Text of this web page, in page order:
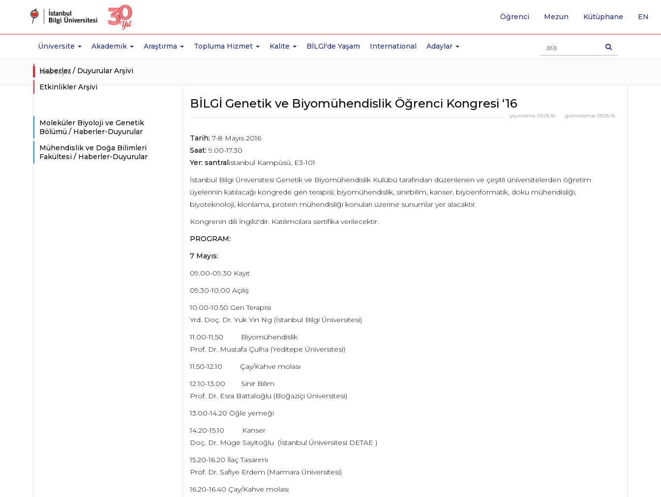
Üniversite Akademik Araştırma Topluma Hizmet Kalite BİLGİ'de Yaşam International Adaylar
Öğrenci Mezun Kütüphane EN
Ana Sayfa
Haberler / Duyurular Arşivi
Etkinlikler Arşivi
Moleküler Biyoloji ve Genetik
Bölümü / Haberler-Duyurular
Mühendislik ve Doğa Bilimleri
Fakültesi / Haberler-Duyurular
BİLGİ Genetik ve Biyomühendislik Öğrenci Kongresi ‘16
güncelleme: 03.05.16
yayınlama: 03.05.16
Tarih: 7-8 Mayıs 2016
Saat: 9.00-17.30
Yer: santralistanbul Kampüsü, E3-101
İstanbul Bilgi Üniversitesi Genetik ve Biyomühendislik Kulübü tarafından düzenlenen ve çeşitli üniversitelerden öğretim
üyelerinin katılacağı kongrede gen terapisi, biyomühendislik, sinirbilim, kanser, biyoenformatik, doku mühendisliği,
biyoteknoloji, klonlama, protein mühendisliği konuları üzerine sunumlar yer alacaktır.
Kongrenin dili İngiliz'dir. Katılımcılara sertifika verilecektir.
PROGRAM:
7 Mayıs:
09.00-09.30 Kayıt
09.30-10.00 Açılış
10.00-10.50 Gen Terapisi
Yrd. Doç. Dr. Yuk Yin Ng (İstanbul Bilgi Üniversitesi)
11.00-11.50 Biyomühendislik
Prof. Dr. Mustafa Çulha (Yeditepe Üniversitesi)
11.50-12.10 Çay/Kahve molası
12.10-13.00 Sinir Bilim
Prof. Dr. Esra Battaloğlu (Boğaziçi Üniversitesi)
13.00-14.20 Öğle yemeği
14.20-15.10 Kanser
Doç. Dr. Müge Sayitoğlu (İstanbul Üniversitesi DETAE )
15.20-16.20 İlaç Tasarımı
Prof. Dr. Safiye Erdem (Marmara Üniversitesi)
16.20-16.40 Çay/Kahve molası